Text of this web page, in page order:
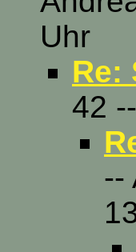
Uhr
Re:
42
--